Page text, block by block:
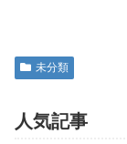
未分類
人気記事